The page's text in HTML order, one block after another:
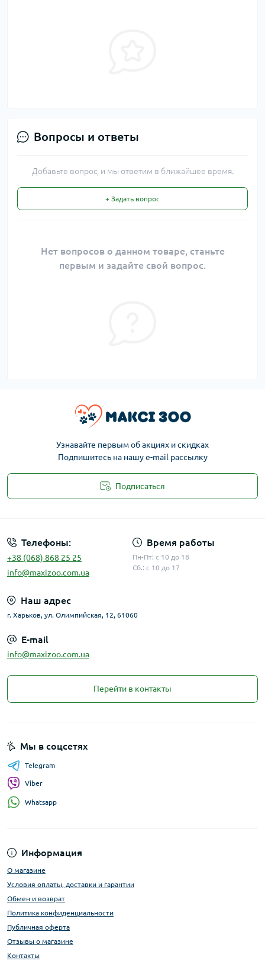
Вопросы и ответы
Добавьте вопрос, и мы ответим в ближайшее время.
+ Задать вопрос
Нет вопросов о данном товаре, станьте
первым и задайте свой вопрос.
Узнавайте первым об акциях и скидках
Подпишитесь на нашу e-mail рассылку
Подписаться
Телефоны:
+38 (068) 868 25 25
info@maxizoo.com.ua
Время работы
Пн-Пт: с 10 до 18
Сб.: с 10 до 17
Наш адрес
г. Харьков, ул. Олимпийская, 12, 61060
E-mail
info@maxizoo.com.ua
Перейти в контакты
Информация
О магазине
Условия оплаты, доставки и гарантии
Обмен и возврат
Политика конфиденциальности
Публичная оферта
Отзывы о магазине
Контакты
Мы в соцсетях
Telegram
Viber
Whatsapp